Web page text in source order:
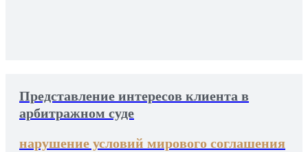
Представление интересов клиента в
арбитражном суде
нарушение условий мирового соглашения